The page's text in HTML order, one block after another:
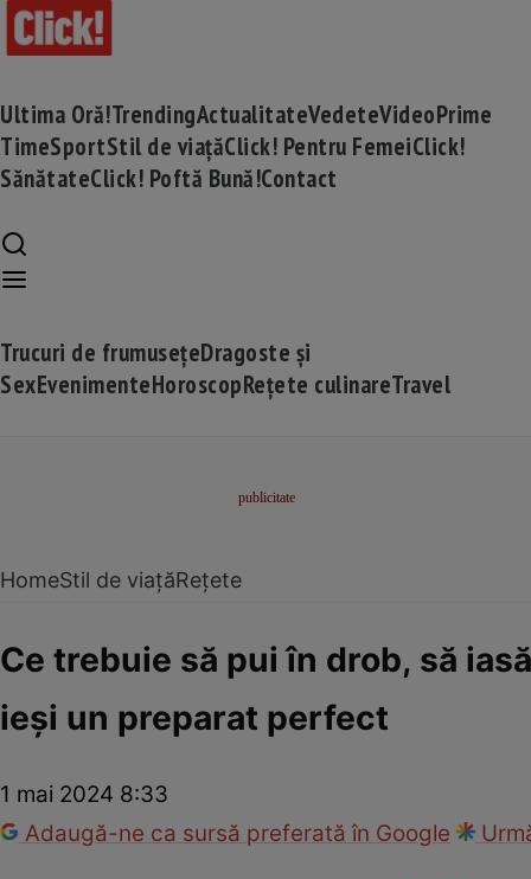
Ultima Oră!TrendingActualitateVedeteVideoPrime
TimeSportStil de viațăClick! Pentru FemeiClick!
SănătateClick! Poftă Bună!Contact
Trucuri de frumusețeDragoste și
SexEvenimenteHoroscopRețete culinareTravel
HomeStil de viațăRețete
Ce trebuie să pui în drob, să
ieși un preparat perfect
1 mai 2024 8:33
Adaugă-ne ca sursă preferată în Google